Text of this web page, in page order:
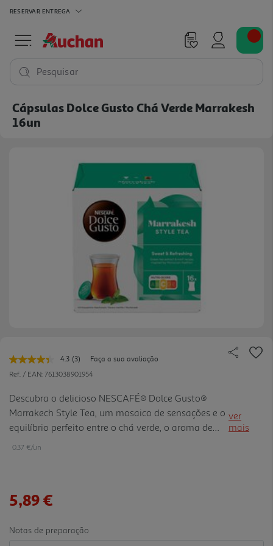
RESERVAR ENTREGA
Pesquisar
Cápsulas Dolce Gusto Chá Verde Marrakesh
16un
4.3 Leu
3
Link
para
a
mesma
página.
(3)
Faça a sua avaliação
Ref. / EAN: 7613038901954
Descubra o delicioso NESCAFÉ® Dolce Gusto®
Marrakech Style Tea, um mosaico de sensações e o
equilíbrio perfeito entre o chá verde, o aroma de
menta e um toque de açúcar. Esta bebida com a
do chá quente proporcionam uma bebida natural e
adocicada e saborosa pode ser servida quente ou
ver
mais
0.37 €/un
5,89 €
Notas de preparação